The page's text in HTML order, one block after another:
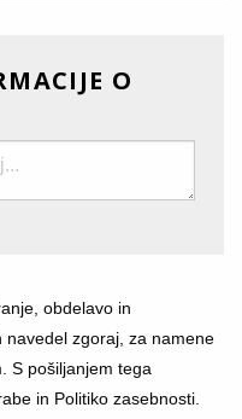
O
obdelavo in
navedel zgoraj, za namene
S pošiljanjem tega
in Politiko zasebnosti.